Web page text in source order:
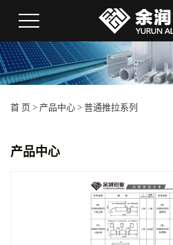
首 页 > 产品中心 > 普通推拉系列
产品中心